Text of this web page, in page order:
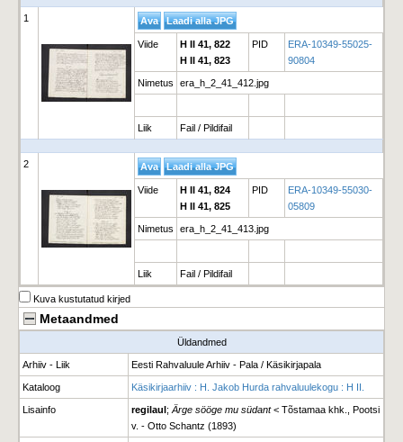
1
Viide
H II 41, 822
H II 41, 823
PID
ERA-10349-55025-
90804
Nimetus era_h_2_41_412.jpg
Liik Fail / Pildifail
2
Viide
H II 41, 824
H II 41, 825
PID
ERA-10349-55030-
05809
Nimetus era_h_2_41_413.jpg
Liik Fail / Pildifail
Kuva kustutatud kirjed
Metaandmed
Üldandmed
Arhiiv - Liik Eesti Rahvaluule Arhiiv - Pala / Käsikirjapala
Kataloog Käsikirjaarhiiv : H. Jakob Hurda rahvaluulekogu : H II.
Lisainfo regilaul; Ärge sööge mu südant< Tõstamaa khk., Pootsi
v. - Otto Schantz (1893)